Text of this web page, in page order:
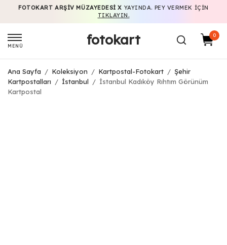
FOTOKART ARŞIV MÜZAYEDESI X YAYINDA. PEY VERMEK IÇIN
TIKLAYIN.
MENÜ fotokart 0
Ana Sayfa / Koleksiyon / Kartpostal-Fotokart / Şehir
Kartpostalları
/ İstanbul / İstanbul Kadıköy Rıhtım Görünüm
Kartpostal